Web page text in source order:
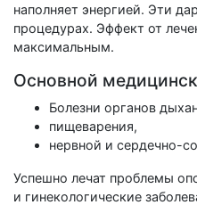
наполняет энергией. Эти
процедурах. Эффект от
максимальным.
Основной
Болезни органов
пищеварения,
нервной и сердечно-
Успешно лечат проблемы
и гинекологические